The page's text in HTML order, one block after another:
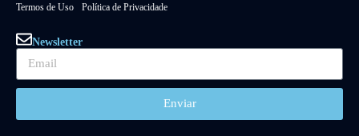
Termos de Uso Política de Privacidade
Newsletter
Enviar